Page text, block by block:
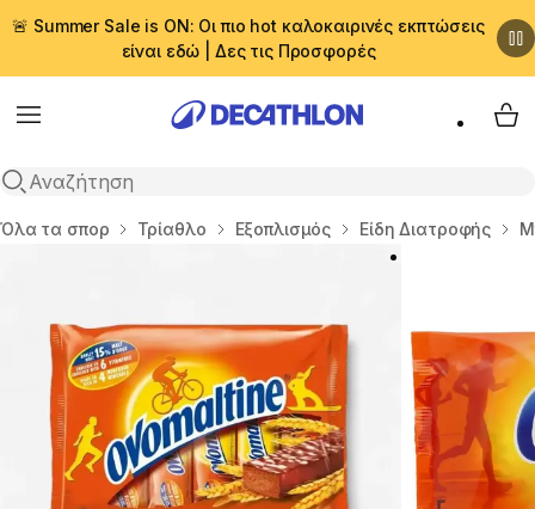
🚨 Summer Sale is ON: Οι πιο hot καλοκαιρινές εκπτώσεις
είναι εδώ | Δες τις Προσφορές
Menu
Αναζήτηση
My
Αρχική σελίδα
Όλα τα σπορ Τρίαθλο Εξοπλισμός Είδη Διατροφής